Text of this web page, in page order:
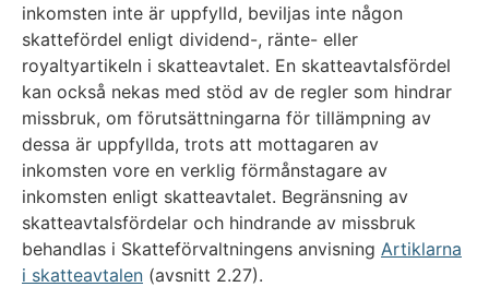
inkomsten inte är uppfylld, beviljas inte någon
skattefördel enligt dividend-, ränte- eller
royaltyartikeln i skatteavtalet. En skatteavtalsfördel
kan också nekas med stöd av de regler som hindrar
missbruk, om förutsättningarna för tillämpning av
dessa är uppfyllda, trots att mottagaren av
inkomsten vore en verklig förmånstagare av
inkomsten enligt skatteavtalet. Begränsning av
skatteavtalsfördelar och hindrande av missbruk
behandlas i Skatteförvaltningens anvisning Artiklarna
i skatteavtalen (avsnitt 2.27).